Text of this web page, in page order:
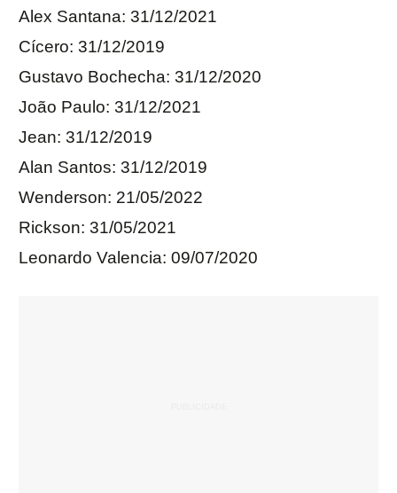
Alex Santana: 31/12/2021
Cícero: 31/12/2019
Gustavo Bochecha: 31/12/2020
João Paulo: 31/12/2021
Jean: 31/12/2019
Alan Santos: 31/12/2019
Wenderson: 21/05/2022
Rickson: 31/05/2021
Leonardo Valencia: 09/07/2020